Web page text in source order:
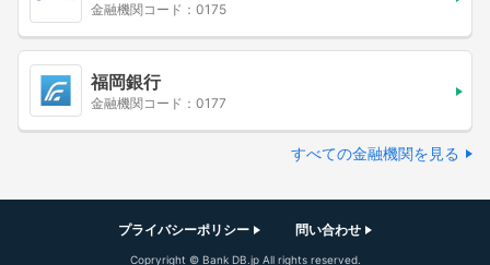
金融機関コード：0175
福岡銀行
金融機関コード：0177
すべての金融機関を見る
Copryright © Bank DB.jp All rights reserved.
プライバシーポリシー 問い合わせ